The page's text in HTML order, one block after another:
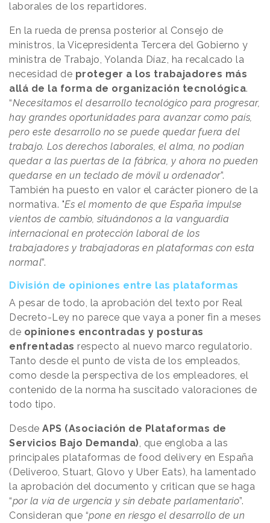
laborales de los repartidores.
En la rueda de prensa posterior al Consejo de
ministros, la Vicepresidenta Tercera del Gobierno y
ministra de Trabajo, Yolanda Díaz, ha recalcado la
necesidad de proteger a los trabajadores más
allá de la forma de organización tecnológica.
“Necesitamos el desarrollo tecnológico para progresar,
hay grandes oportunidades para avanzar como país,
pero este desarrollo no se puede quedar fuera del
trabajo. Los derechos laborales, el alma, no podían
quedar a las puertas de la fábrica, y ahora no pueden
quedarse en un teclado de móvil u ordenador”.
También ha puesto en valor el carácter pionero de la
normativa. "Es el momento de que España impulse
vientos de cambio, situándonos a la vanguardia
internacional en protección laboral de los
trabajadores y trabajadoras en plataformas con esta
normal”.
División de opiniones entre las plataformas
A pesar de todo, la aprobación del texto por Real
Decreto-Ley no parece que vaya a poner fin a meses
de opiniones encontradas y posturas
enfrentadas respecto al nuevo marco regulatorio.
Tanto desde el punto de vista de los empleados,
como desde la perspectiva de los empleadores, el
contenido de la norma ha suscitado valoraciones de
todo tipo.
Desde APS (Asociación de Plataformas de
Servicios Bajo Demanda), que engloba a las
principales plataformas de food delivery en España
(Deliveroo, Stuart, Glovo y Uber Eats), ha lamentado
la aprobación del documento y critican que se haga
“por la vía de urgencia y sin debate parlamentario”.
Consideran que “pone en riesgo el desarrollo de un